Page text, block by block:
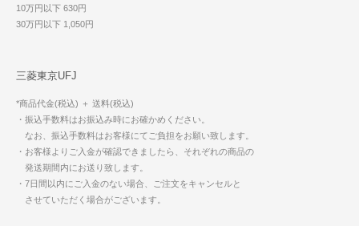
10万円以下 630円
30万円以下 1,050円
三菱東京UFJ
*商品代金(税込) ＋ 送料(税込)
・振込手数料はお振込み時にお確かめください。
なお、振込手数料はお客様にてご負担をお願い致します。
・お客様よりご入金が確認できましたら、それぞれの商品の
発送期間内にお送り致します。
・7日間以内にご入金のない場合、ご注文をキャンセルと
させていただく場合がございます。